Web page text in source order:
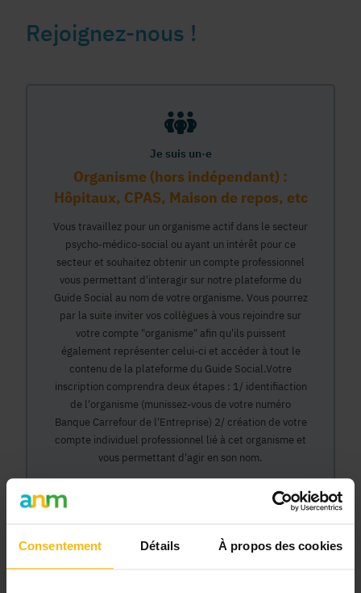
Consentement Détails À propos des cookies
Rejoignez-nous !
Je suis un·e
Organisme (hors indépendant) :
Hôpitaux, CPAS, Maison de repos, etc
Vous travaillez pour un organisme actif dans le secteur
psycho-médico-social ou ayant un intérêt pour ce
secteur et souhaitez obtenir un compte professionnel
vous permettant d'interagir sur notre plateforme du
Guide Social au nom de votre organisme. Vous pourrez
par la suite inviter vos collègues à vous rejoindre sur
votre compte "organisme" afin qu'ils puissent
également représenter celui-ci et accéder à tout le
contenu de la plateforme du Guide Social.Votre
inscription comprendra deux étapes : 1/ identifiaction
de l'organisme (munissez-vous de votre numéro
Banque Carrefour de l'Entreprise) 2/ création de votre
compte individuel professionnel lié à cet organisme et
vous permettant d'agir en son nom.